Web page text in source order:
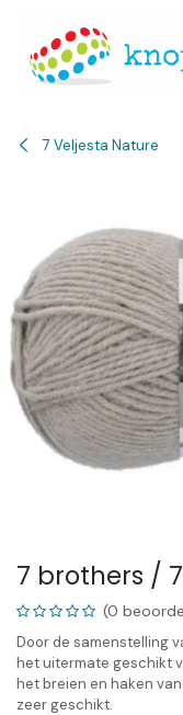
7 Veljesta Nature
7 brothers /
(0
Door de samenstelling
het uitermate geschikt
het breien en haken
zeer geschikt.